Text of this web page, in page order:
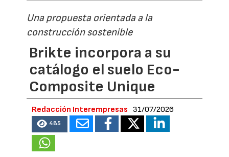
Una propuesta orientada a la
construcción sostenible
Brikte incorpora a su
catálogo el suelo Eco-
Composite Unique
Redacción Interempresas 31/07/2026
485